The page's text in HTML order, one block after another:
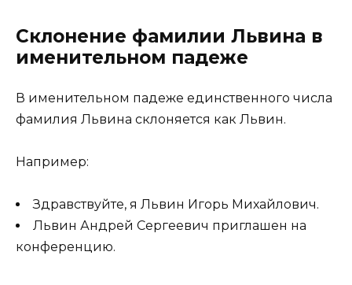
Склонение фамилии Львина в
именительном падеже
В именительном падеже единственного числа
фамилия Львина склоняется как Львин.
Например:
Здравствуйте, я Львин Игорь Михайлович.
Львин Андрей Сергеевич приглашен на
конференцию.